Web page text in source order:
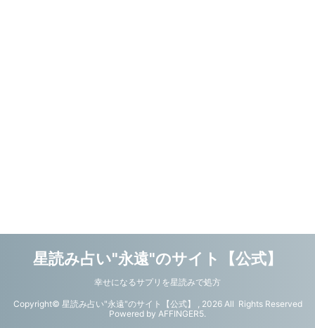
星読み占い"永遠"のサイト【公式】
幸せになるサプリを星読みで処方
Copyright© 星読み占い"永遠"のサイト【公式】 , 2026 All Rights Reserved
Powered by AFFINGER5.